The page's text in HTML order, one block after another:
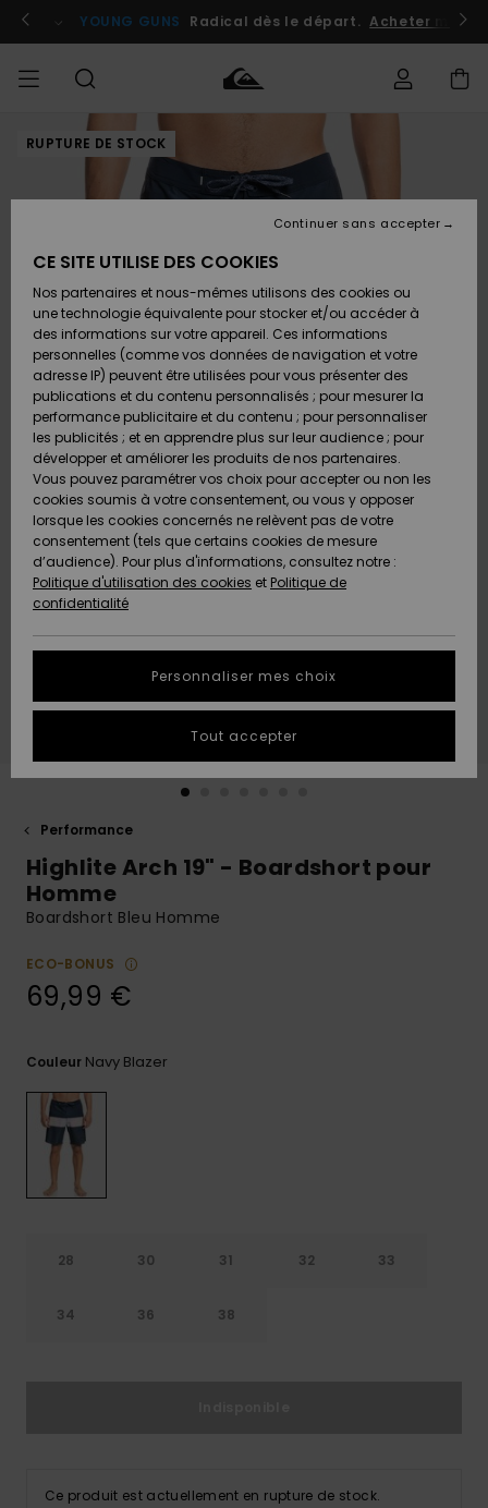
l'information
le
Se connecter / s'inscrire
YOUNG GUNS Radical dès le départ. Acheter
HOMME Vêtements
Chaussures
& Tongs
Surf
Snow
Nouveautés
A
Découvrir
Vêtements
Chaussures
& Tongs
Surf
Snow
Nouveautés
A
Découvrir
FEMME
Shop
A
Découvrir
Snow
SURF
Surf
Shop
Homme
Surf
Shop
Enfant
Highlights
Communauté
SNOW
Snow
Shop
Homme
Snow
Shop
Enfant
Snow
Shop
Femme
A
Découvrir
Communauté
OUTLET
Outlet
Homme
Enfant
Outlet
Femme
AIDE &
CONTACT
Accéder à
ma
commande
Retours
Paiement
Carte
Cadeau
Quiksilver
Freedom
Protection
des
tailles
conversation
plus rapide
aux
la FAQ
MAGASINS
QUIKSILVER
RUPTURE DE STOCK
Performance
Highlite Arch 19" - Boardshort pour
Homme
Boardshort Bleu Homme
ECO-BONUS
69,99 €
Couleur Navy Blazer
28 30 31 32 33
34 36 38
Ce produit est actuellement en rupture de stock.
CE SITE UTILISE DES COOKIES
Nos partenaires et nous-mêmes utilisons des cookies ou
une technologie équivalente pour stocker et/ou accéder à
des informations sur votre appareil. Ces informations
personnelles (comme vos données de navigation et votre
adresse IP) peuvent être utilisées pour vous présenter des
publications et du contenu personnalisés ; pour mesurer la
performance publicitaire et du contenu ; pour personnaliser
les publicités ; et en apprendre plus sur leur audience ; pour
développer et améliorer les produits de nos partenaires.
Vous pouvez paramétrer vos choix pour accepter ou non les
cookies soumis à votre consentement, ou vous y opposer
lorsque les cookies concernés ne relèvent pas de votre
consentement (tels que certains cookies de mesure
d’audience). Pour plus d'informations, consultez notre :
Politique d'utilisation des cookies et Politique de
confidentialité
Personnaliser mes choix
Continuer sans accepter
Tout accepter